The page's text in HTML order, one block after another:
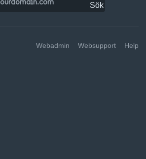
Webadmin Websupport Help